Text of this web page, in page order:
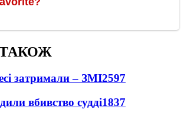
затримали – ЗМІ2597
вбивство судді1837